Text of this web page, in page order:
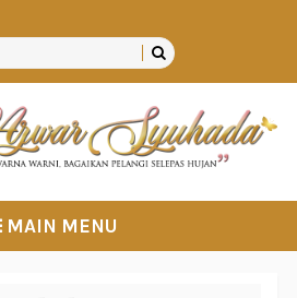
MAIN MENU